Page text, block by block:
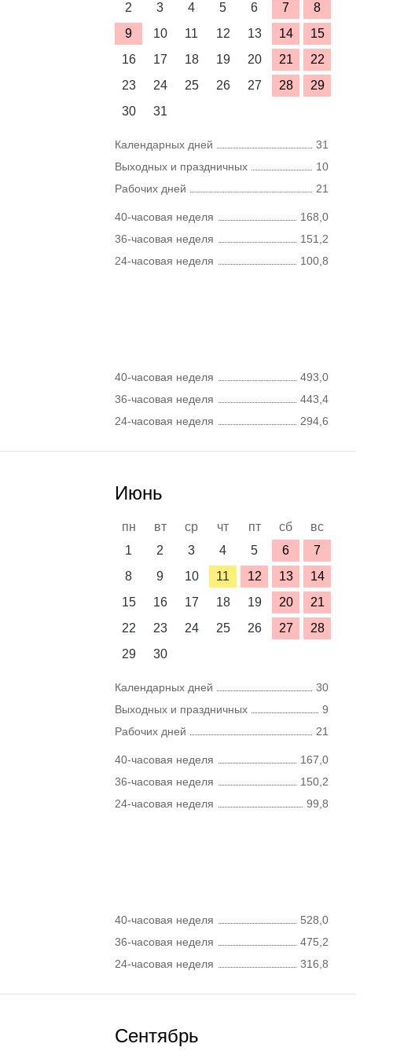
2
3 4 5 6 7
8
9
10 11 12 13 14
15
16
17 18 19 20 21
22
23
24 25 26 27 28
29
30
31
Календарных дней
31
Выходных и праздничных
10
Рабочих дней
21
40-часовая неделя
168,0
36-часовая неделя
151,2
24-часовая неделя
100,8
40-часовая неделя
493,0
36-часовая неделя
443,4
24-часовая неделя
294,6
Июнь
пн вт ср чт пт сб
вс
1
2 3 4 5 6
7
8
9 10 11 12 13
14
15
16 17 18 19 20
21
22
23 24 25 26 27
28
29
30
Календарных дней
30
Выходных и праздничных
9
Рабочих дней
21
40-часовая неделя
167,0
36-часовая неделя
150,2
24-часовая неделя
99,8
40-часовая неделя
528,0
36-часовая неделя
475,2
24-часовая неделя
316,8
Сентябрь